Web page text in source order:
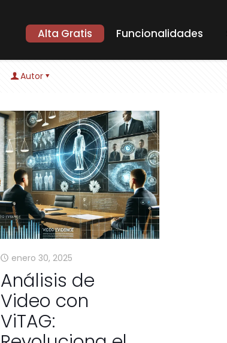
Alta Gratis Funcionalidades
Autor
enero 30, 2025
Análisis de
Video con
ViTAG: